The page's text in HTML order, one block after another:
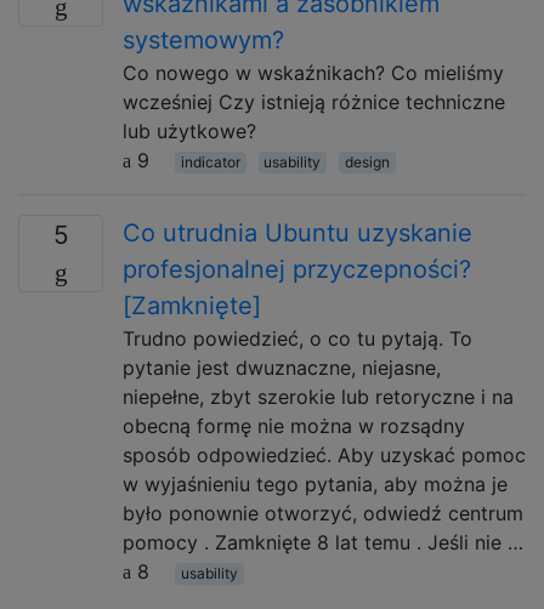
systemowym?
Co nowego w wskaźnikach? Co mieliśmy
wcześniej Czy istnieją różnice techniczne
lub użytkowe?
9
indicator usability design
5
Co utrudnia Ubuntu uzyskanie
profesjonalnej przyczepności?
[Zamknięte]
Trudno powiedzieć, o co tu pytają. To
pytanie jest dwuznaczne, niejasne,
niepełne, zbyt szerokie lub retoryczne i na
obecną formę nie można w rozsądny
sposób odpowiedzieć. Aby uzyskać pomoc
w wyjaśnieniu tego pytania, aby można je
było ponownie otworzyć, odwiedź centrum
pomocy . Zamknięte 8 lat temu . Jeśli nie …
8
usability